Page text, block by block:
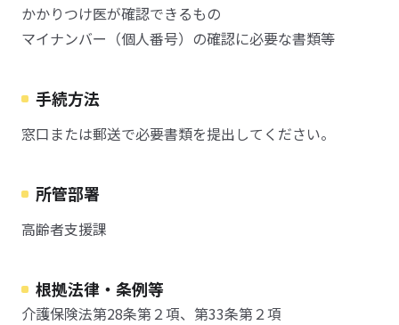
かかりつけ医が確認できるもの
マイナンバー（個人番号）の確認に必要な書類等
手続方法
窓口または郵送で必要書類を提出してください。
所管部署
高齢者支援課
根拠法律・条例等
介護保険法第28条第２項、第33条第２項